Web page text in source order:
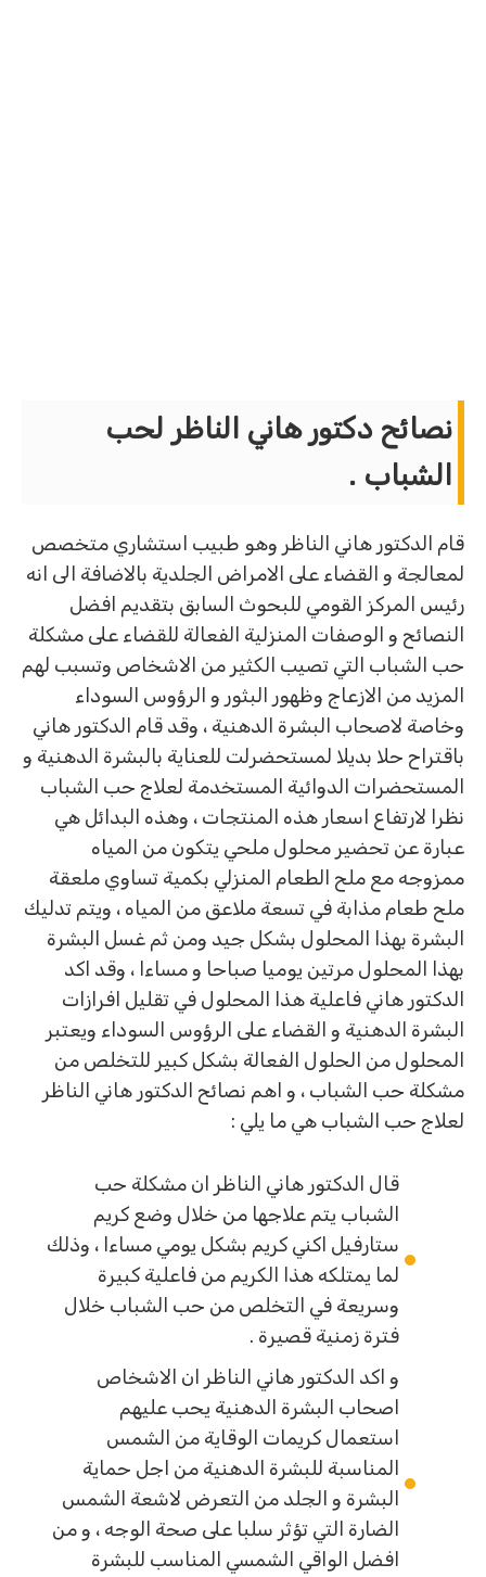
نصائح دكتور هاني الناظر لحب
الشباب .
قام الدكتور هاني الناظر وهو طبيب استشاري متخصص
لمعالجة و القضاء على الامراض الجلدية بالاضافة الى انه
رئيس المركز القومي للبحوث السابق بتقديم افضل
النصائح و الوصفات المنزلية الفعالة للقضاء على مشكلة
حب الشباب التي تصيب الكثير من الاشخاص وتسبب لهم
المزيد من الازعاج وظهور البثور و الرؤوس السوداء
وخاصة لاصحاب البشرة الدهنية ، وقد قام الدكتور هاني
باقتراح حلا بديلا لمستحضرلت للعناية بالبشرة الدهنية و
المستحضرات الدوائية المستخدمة لعلاج حب الشباب
نظرا لارتفاع اسعار هذه المنتجات ، وهذه البدائل هي
عبارة عن تحضير محلول ملحي يتكون من المياه
ممزوجه مع ملح الطعام المنزلي بكمية تساوي ملعقة
ملح طعام مذابة في تسعة ملاعق من المياه ، ويتم تدليك
البشرة بهذا المحلول بشكل جيد ومن ثم غسل البشرة
بهذا المحلول مرتين يوميا صباحا و مساءا ، وقد اكد
الدكتور هاني فاعلية هذا المحلول في تقليل افرازات
البشرة الدهنية و القضاء على الرؤوس السوداء ويعتبر
المحلول من الحلول الفعالة بشكل كبير للتخلص من
مشكلة حب الشباب ، و اهم نصائح الدكتور هاني الناظر
لعلاج حب الشباب هي ما يلي :
قال الدكتور هاني الناظر ان مشكلة حب
الشباب يتم علاجها من خلال وضع كريم
ستارفيل اكني كريم بشكل يومي مساءا ، وذلك
لما يمتلكه هذا الكريم من فاعلية كبيرة
وسريعة في التخلص من حب الشباب خلال
فترة زمنية قصيرة .
و اكد الدكتور هاني الناظر ان الاشخاص
اصحاب البشرة الدهنية يحب عليهم
استعمال كريمات الوقاية من الشمس
المناسبة للبشرة الدهنية من اجل حماية
البشرة و الجلد من التعرض لاشعة الشمس
الضارة التي تؤثر سلبا على صحة الوجه ، و من
افضل الواقي الشمسي المناسب للبشرة